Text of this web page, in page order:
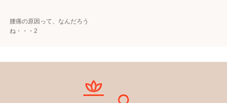
腰痛の原因って、なんだろう
ね・・・2